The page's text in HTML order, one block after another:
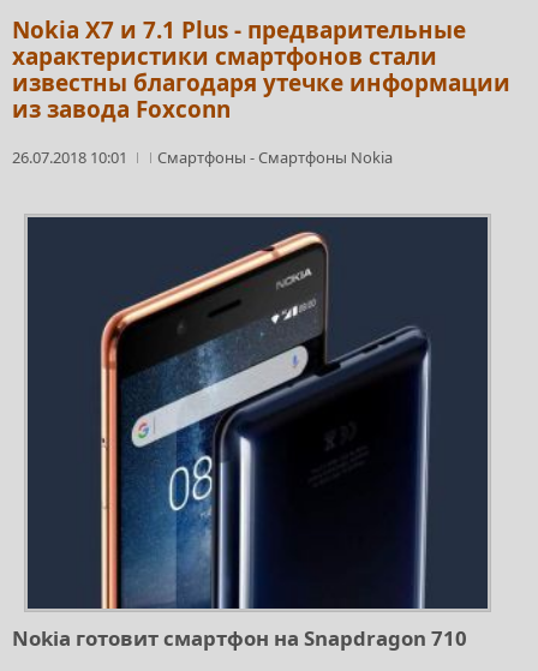
Nokia X7 и 7.1 Plus - предварительные
характеристики смартфонов стали
известны благодаря утечке информации
из завода Foxconn
26.07.2018 10:01 Смартфоны -Смартфоны Nokia
Nokia готовит смартфон на Snapdragon 710